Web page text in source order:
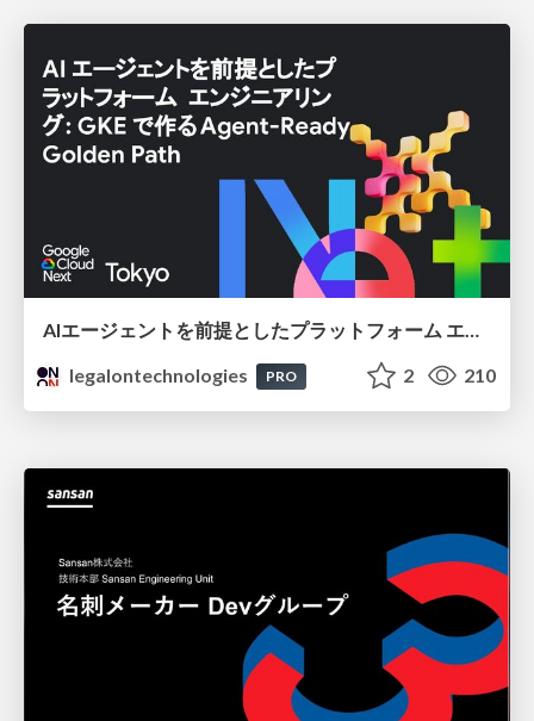
AIエージェントを前提としたプラットフォーム エンジニアリング：GKEで作るAgent-Ready Golden Path
legalontechnologies
PRO 2 210